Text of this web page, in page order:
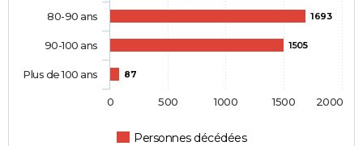
1693
1505
87
Personnes décédées
80-90 ans
90-100 ans
Plus de 100 ans
0 500 1000 1500 2000